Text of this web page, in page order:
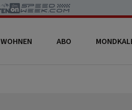
WOHNEN ABO